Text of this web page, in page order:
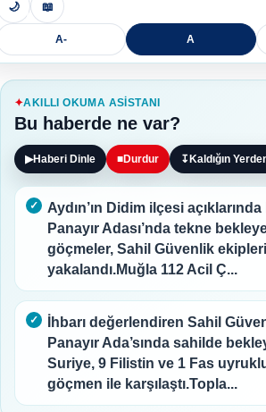
🌙 📖
A- A
AKILLI OKUMA ASISTANI
Bu haberde ne var?
▶Haberi Dinle ■Durdur ↧ Kaldığın
Aydın’ın Didim ilçesi
Panayır Adası’nda tekne
göçmeler, Sahil Güvenlik
yakalandı.Muğla 112 Acil Ç...
İhbarı değerlendiren Sahil
Panayır Ada’sında sahilde
Suriye, 9 Filistin ve 1 Fas
göçmen ile karşılaştı.Topla...